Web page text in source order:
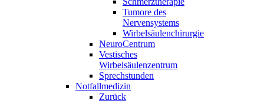
Tumore des
Nervensystems
Wirbelsäulenchirurgie
NeuroCentrum
Vestisches
Wirbelsäulenzentrum
Sprechstunden
Notfallmedizin
Zurück